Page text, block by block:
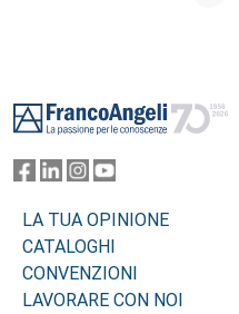
LA TUA OPINIONE
CATALOGHI
CONVENZIONI
LAVORARE CON NOI